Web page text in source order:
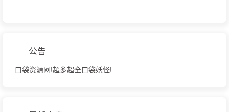
公告
口袋资源网!超多超全口袋妖怪!